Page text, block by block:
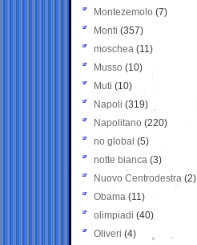
Montezemolo (7)
Monti (357)
moschea (11)
Musso (10)
Muti (10)
Napoli (319)
Napolitano (220)
no global (5)
notte bianca (3)
Nuovo Centrodestra (2)
Obama (11)
olimpiadi (40)
Oliveri (4)